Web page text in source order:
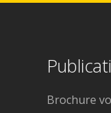
Brochure